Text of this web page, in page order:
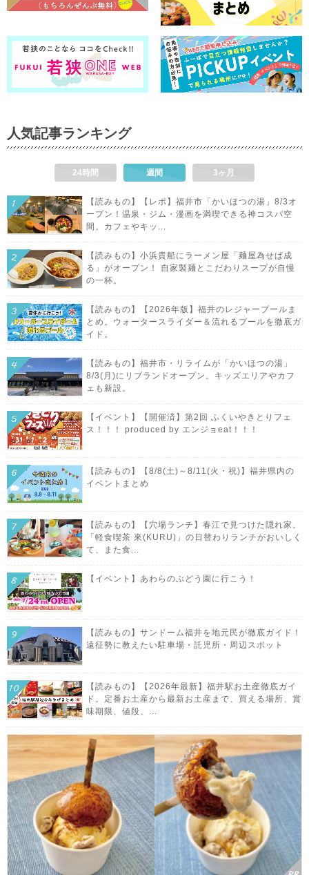
人気記事ランキング
24時間 週間 3ヶ月
【読みもの】【レポ】福井市「かいほつの湯」8/3オ
ープン！温泉・ジム・漫画を満喫できる神コスパ空
間。カフェやキッ...
【読みもの】小浜貴船にラーメン屋「麺屋為せば成
る」がオープン！ 自家製麺とこだわりスープが自慢
の一杯。
【読みもの】【2026年版】福井のレジャープールま
とめ。ウォータースライダー＆流れるプールを徹底ガ
イド。
【読みもの】福井市・リライムが「かいほつの湯」
8/3(月)にリブランドオープン。キッズエリアやカフ
ェも新設。
【イベント】【開催済】第2回 ふくいやきとりフェ
ス！！！ produced by エンジョeat！！！
【読みもの】【8/8(土)～8/11(火・祝)】福井県内の
イベントまとめ
【読みもの】【穴場ランチ】春江で見つけた隠れ家。
「軽食喫茶 來(KURU)」の日替わりランチがおいしく
て、また食...
【イベント】あわらのぶどう園に行こう！
【読みもの】サンドーム福井を地元民が徹底ガイド！
遠征勢に教えたい駐車場・託児所・周辺スポット
【読みもの】【2026年最新】福井駅お土産徹底ガイ
ド。定番お土産から最新お土産まで、買える場所、賞
味期限、値段、...